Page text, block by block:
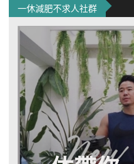
一休減肥不求人社群